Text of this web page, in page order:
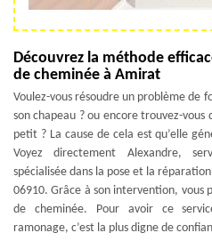
Découvrez la méthode
de cheminée à Amirat
Voulez-vous résoudre un problème de
son chapeau ? ou encore trouvez-
petit ? La cause de cela est qu’elle
Voyez directement Alexandre,
spécialisée dans la pose et la
06910. Grâce à son intervention, vous
de cheminée. Pour avoir ce
ramonage, c’est la plus digne de